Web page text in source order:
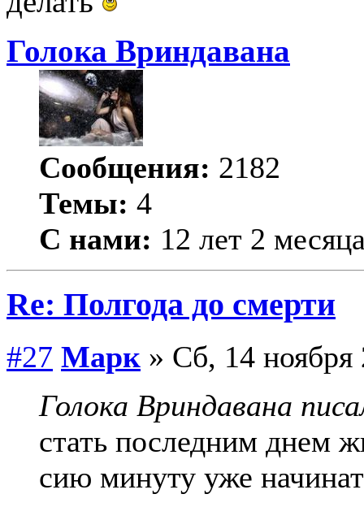
Голока Вриндавана
Сообщения: 2182
Темы: 4
С нами: 12 лет 2
Re: Полгода до смерти
#27 Марк » Сб, 14 ноября
Голока Вриндавана
стать последним днем
сию минуту уже